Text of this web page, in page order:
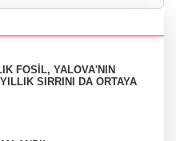
FOSİL, YALOVA'NIN
SIRRINI DA ORTAYA